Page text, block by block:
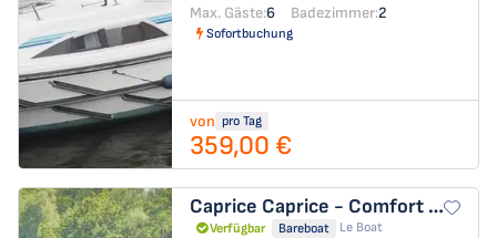
Max. Gäste:6 Badezimmer:2
Sofortbuchung
von pro Tag
359,00 €
Caprice Caprice - Comfort 14
Verfügbar Bareboat Le Boat